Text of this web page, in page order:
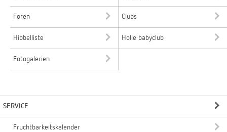
Foren Clubs
Hibbelliste Holle babyclub
Fotogalerien
SERVICE
Fruchtbarkeitskalender